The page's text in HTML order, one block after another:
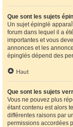
Que sont les sujets
Un sujet épinglé
forum dans lequel il a
importantes et vous
annonces et les
épinglés dépend des
Haut
Que sont les sujets
Vous ne pouvez plus
étant contenu est alors
différentes raisons par
permissions accordées